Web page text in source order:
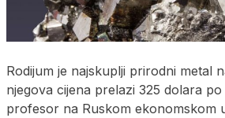
Rodijum je najskuplji prirodni metal
njegova cijena prelazi 325 dolara
profesor na Ruskom ekonomskom